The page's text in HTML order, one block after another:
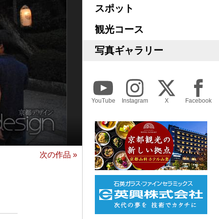
次の作品 »
スポット
観光コース
写真ギャラリー
YouTube Instagram X Facebook